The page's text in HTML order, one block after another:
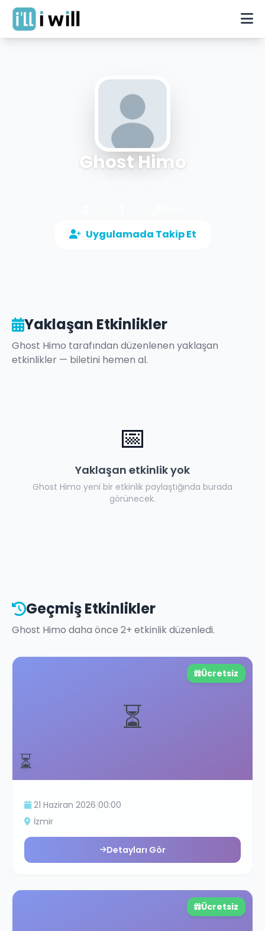
Ghost Himo
Uygulamada Takip Et
Yaklaşan Etkinlikler
Ghost Himo tarafından düzenlenen yaklaşan
etkinlikler — biletini hemen al.
📅
Yaklaşan etkinlik yok
Ghost Himo yeni bir etkinlik paylaştığında burada
görünecek.
Geçmiş Etkinlikler
Ghost Himo daha önce 2+ etkinlik düzenledi.
⏳
Ücretsiz
⏳
21 Haziran 2026|00:00
İzmir
Detayları Gör
Ücretsiz